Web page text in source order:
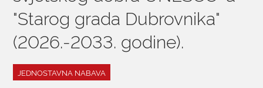
KONTAKTI
"Starog grada Dubrovnika"
(2026.-2033. godine).
JEDNOSTAVNA NABAVA